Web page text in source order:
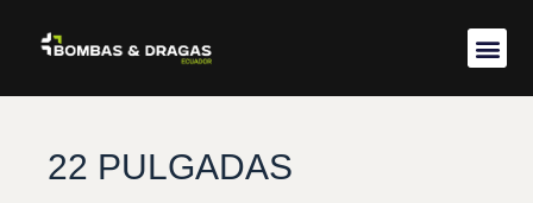
22 PULGADAS